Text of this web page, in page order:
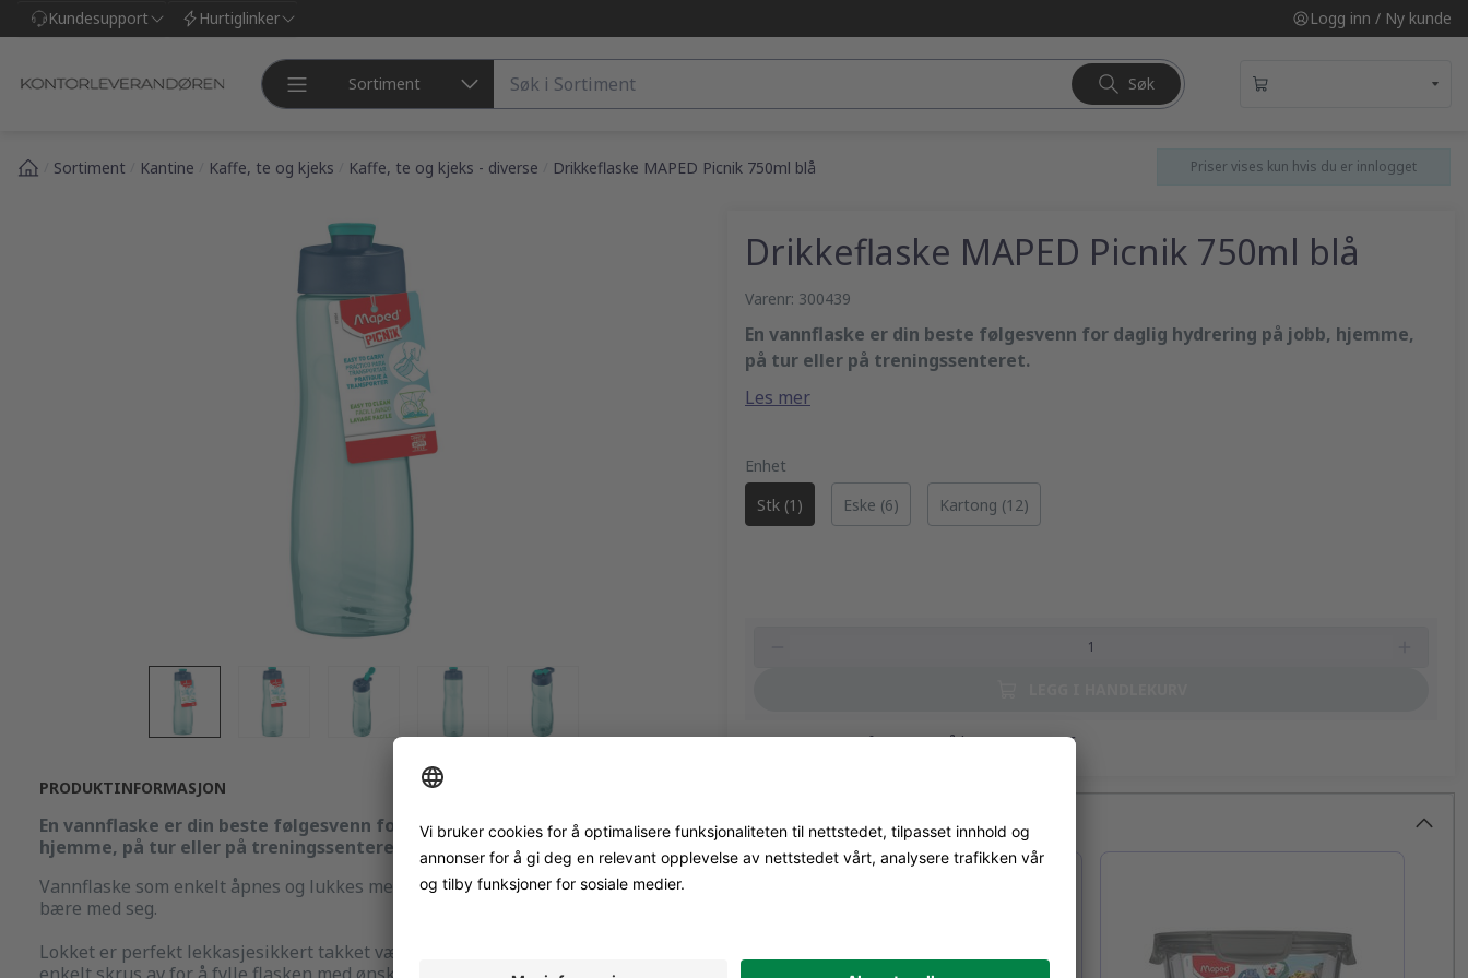
Kundesupport Hurtiglinker Logg inn / Ny kunde
Sortiment Søk etter produkter Søk
Sortiment Kantine Kaffe, te og kjeks Kaffe, te og kjeks - diverse Drikkeflaske MAPED Picnik 750ml blå Priser vises kun hvis du er innlogget
PRODUKTINFORMASJON
En vannflaske er din beste følgesvenn for daglig hydrering på jobb,
hjemme, på tur eller på treningssenteret.
Vannflaske som enkelt åpnes og lukkes med én hånd. Praktisk størrelse å
bære med seg.
Lokket er perfekt lekkasjesikkert takket være silikonforseglingen og kan
Drikkeflaske MAPED Picnik 750ml blå
Varenr: 300439
En vannflaske er din beste følgesvenn for daglig hydrering på jobb, hjemme,
på tur eller på treningssenteret.
Vannflaske som enkelt åpnes og lukkes med én hånd. Praktisk størrelse å bære med
seg.
Lokket er perfekt lekkasjesikkert takket være silikonforseglingen og kan enkelt
skrus av for å fylle flasken med ønsket drikke eller for å rengjøre den.
Les mer
Enhet
Stk (1)
Eske (6) Kartong (12)
Restnotert:forventet på lager 14.08.2026
RELATERTE PRODUKTER
Hopp over listen